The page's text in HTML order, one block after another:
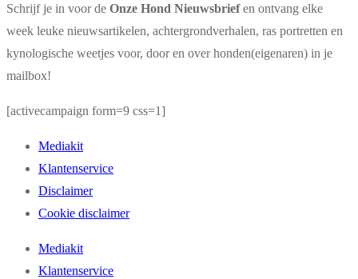
Schrijf je in voor de Onze Hond Nieuwsbriefen ontvang elke
week leuke nieuwsartikelen, achtergrondverhalen, ras portretten en
kynologische weetjes voor, door en over honden(eigenaren) in je
mailbox!
[activecampaign form=9 css=1]
Mediakit
Klantenservice
Disclaimer
Cookie disclaimer
Mediakit
Klantenservice